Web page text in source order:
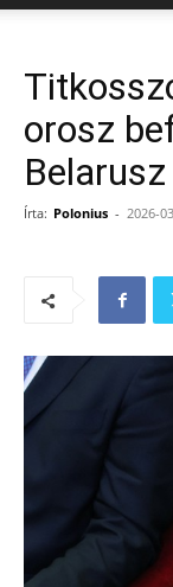
orosz
Írta: Polonius - 2026-